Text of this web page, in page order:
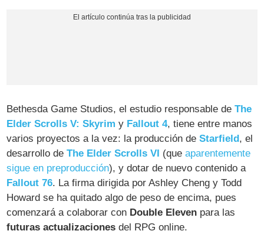
Bethesda Game Studios, el estudio responsable deThe
Elder Scrolls V: Skyrim y Fallout 4, tiene entre manos
varios proyectos a la vez: la producción deStarfield, el
desarrollo deThe Elder Scrolls VI (queaparentemente
sigue en preproducción), y dotar de nuevo contenido a
Fallout 76. La firma dirigida por Ashley Cheng y Todd
Howard se ha quitado algo de peso de encima, pues
comenzará a colaborar con Double Eleven para las
futuras actualizaciones del RPG online.